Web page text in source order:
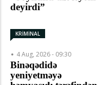
deyirdi”
KRİMİNAL
4 Aug, 2026 - 09:30
Binəqədidə
yeniyetməyə